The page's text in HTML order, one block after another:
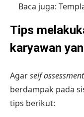
Baca juga:
Tips
karyawan
Agarself assessment
berdampak pada
tips berikut: